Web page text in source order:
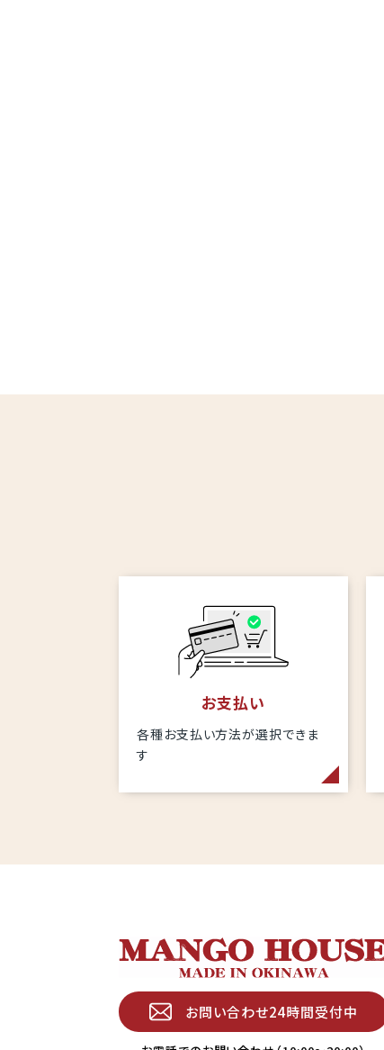
お支払い
各種お支払い方法が選択できま
す
お問い合わせ24時間受付中